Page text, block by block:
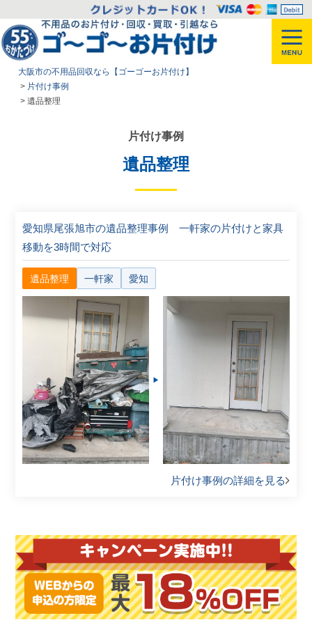
大阪市の不用品回収なら【ゴーゴーお片付け】
> 片付け事例
>遺品整理
片付け事例
遺品整理
愛知県尾張旭市の遺品整理事例 一軒家の片付けと家具
移動を3時間で対応
遺品整理 一軒家 愛知
片付け事例の詳細を見る